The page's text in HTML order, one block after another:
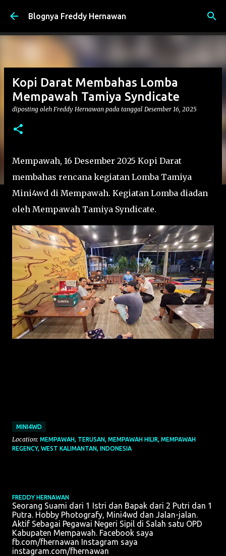
Langsung ke konten utama
Blognya Freddy Hernawan
Kopi Darat Membahas Lomba
Mempawah Tamiya Syndicate
diposting oleh Freddy Hernawan pada tanggal Desember 16, 2025
Mempawah, 16 Desember 2025 Kopi Darat
membahas rencana kegiatan Lomba Tamiya
Mini4wd di Mempawah. Kegiatan Lomba diadan
oleh Mempawah Tamiya Syndicate.
MINI4WD
Location: MEMPAWAH, TERUSAN, MEMPAWAH HILIR, MEMPAWAH
REGENCY, WEST KALIMANTAN, INDONESIA
FREDDY HERNAWAN
Seorang Suami dari 1 Istri dan Bapak dari 2 Putri dan 1
Putra. Hobby Photografy, Mini4wd dan Jalan-jalan.
Aktif Sebagai Pegawai Negeri Sipil di Salah satu OPD
Kabupaten Mempawah. Facebook saya
fb.com/fhernawan Instagram saya
instagram.com/fhernawan